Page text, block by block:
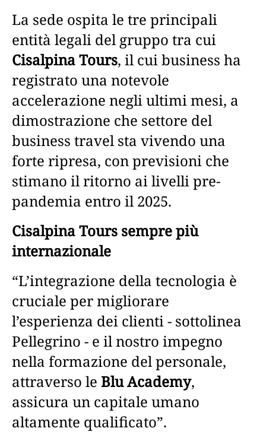
La sede ospita le tre principali
entità legali del gruppo tra cui
Cisalpina Tours, il cui business ha
registrato una notevole
accelerazione negli ultimi mesi, a
dimostrazione che settore del
business travel sta vivendo una
forte ripresa, con previsioni che
stimano il ritorno ai livelli pre-
pandemia entro il 2025.
Cisalpina Tours sempre più
internazionale
“L’integrazione della tecnologia è
cruciale per migliorare
l’esperienza dei clienti - sottolinea
Pellegrino - e il nostro impegno
nella formazione del personale,
attraverso le Blu Academy,
assicura un capitale umano
altamente qualificato”.